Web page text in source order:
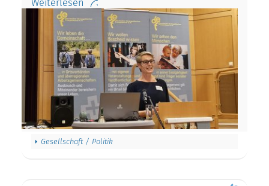
Weiterlesen
Gesellschaft / Politik